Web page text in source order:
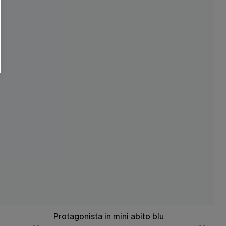
Protagonista in mini abito blu
i nostri
valutare il livello di coinvolgimento,